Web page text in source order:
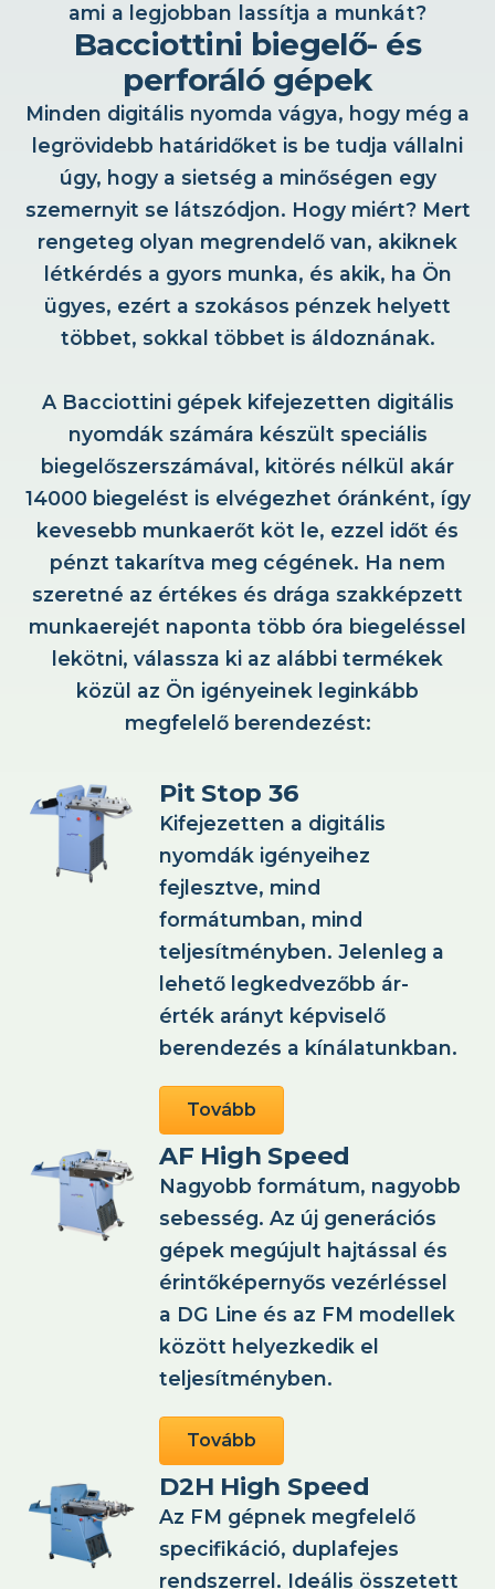
ami a legjobban lassítja a munkát?
Bacciottini biegelő- és
perforáló gépek
Minden digitális nyomda vágya, hogy még a
legrövidebb határidőket is be tudja vállalni
úgy, hogy a sietség a minőségen egy
szemernyit se látszódjon. Hogy miért? Mert
rengeteg olyan megrendelő van, akiknek
létkérdés a gyors munka, és akik, ha Ön
ügyes, ezért a szokásos pénzek helyett
többet, sokkal többet is áldoznának.
A Bacciottini gépek kifejezetten digitális
nyomdák számára készült speciális
biegelőszerszámával, kitörés nélkül akár
14000 biegelést is elvégezhet óránként, így
kevesebb munkaerőt köt le, ezzel időt és
pénzt takarítva meg cégének. Ha nem
szeretné az értékes és drága szakképzett
munkaerejét naponta több óra biegeléssel
lekötni, válassza ki az alábbi termékek
közül az Ön igényeinek leginkább
megfelelő berendezést:
Pit Stop 36
Kifejezetten a digitális
nyomdák igényeihez
fejlesztve, mind
formátumban, mind
teljesítményben. Jelenleg a
lehető legkedvezőbb ár-
érték arányt képviselő
berendezés a kínálatunkban.
Tovább
AF High Speed
Nagyobb formátum, nagyobb
sebesség. Az új generációs
gépek megújult hajtással és
érintőképernyős vezérléssel
a DG Line és az FM modellek
között helyezkedik el
teljesítményben.
Tovább
D2H High Speed
Az FM gépnek megfelelő
specifikáció, duplafejes
rendszerrel. Ideális összetett